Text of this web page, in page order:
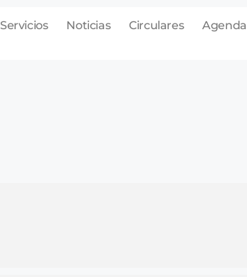
Servicios Noticias Circulares Agenda